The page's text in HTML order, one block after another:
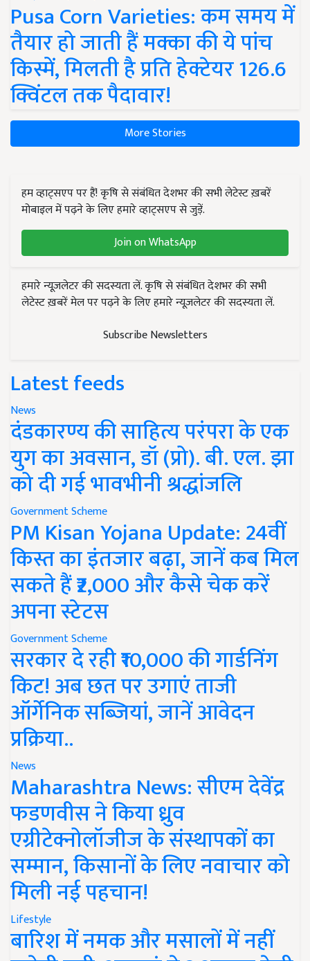
Pusa Corn Varieties: कम समय में
तैयार हो जाती हैं मक्का की ये पांच
किस्में, मिलती है प्रति हेक्टेयर 126.6
क्विंटल तक पैदावार!
More Stories
हम व्हाट्सएप पर हैं! कृषि से संबंधित देशभर की सभी लेटेस्ट ख़बरें
मोबाइल में पढ़ने के लिए हमारे व्हाट्सएप से जुड़ें.
Join on WhatsApp
हमारे न्यूज़लेटर की सदस्यता लें. कृषि से संबंधित देशभर की सभी
लेटेस्ट ख़बरें मेल पर पढ़ने के लिए हमारे न्यूज़लेटर की सदस्यता लें.
Subscribe Newsletters
Latest feeds
News
दंडकारण्य की साहित्य परंपरा के एक
युग का अवसान, डॉ (प्रो). बी. एल. झा
को दी गई भावभीनी श्रद्धांजलि
Government Scheme
PM Kisan Yojana Update: 24वीं
किस्त का इंतजार बढ़ा, जानें कब मिल
सकते हैं ₹2,000 और कैसे चेक करें
अपना स्टेटस
Government Scheme
सरकार दे रही ₹10,000 की गार्डनिंग
किट! अब छत पर उगाएं ताजी
ऑर्गेनिक सब्जियां, जानें आवेदन
प्रक्रिया..
News
Maharashtra News: सीएम देवेंद्र
फडणवीस ने किया ध्रुव
एग्रीटेक्नोलॉजीज के संस्थापकों का
सम्मान, किसानों के लिए नवाचार को
मिली नई पहचान!
Lifestyle
बारिश में नमक और मसालों में नहीं